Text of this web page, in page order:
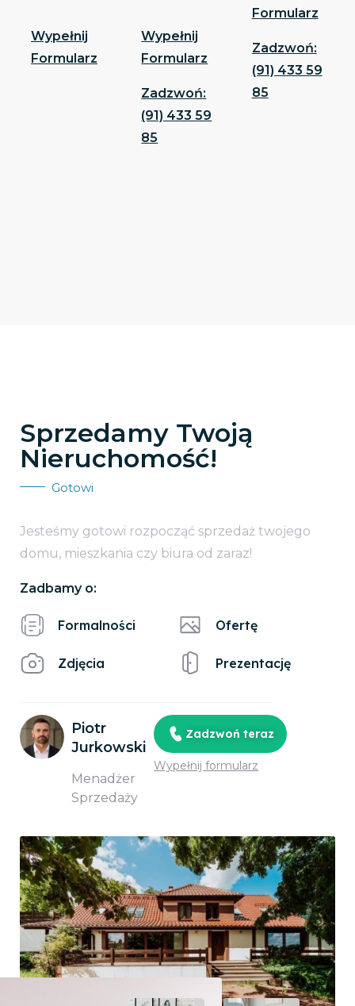
Wypełnij
Formularz
Wypełnij
Formularz
Zadzwoń:
(91) 433 59
85
Formularz
Zadzwoń:
(91) 433 59
85
Sprzedamy Twoją
Nieruchomość!
Gotowi
Jesteśmy gotowi rozpocząć sprzedaż twojego
domu, mieszkania czy biura od zaraz!
Zadbamy o:
Formalności
Zdjęcia
Ofertę
Prezentację
Piotr
Jurkowski
Menadżer
Sprzedaży
Zadzwoń teraz
Wypełnij formularz